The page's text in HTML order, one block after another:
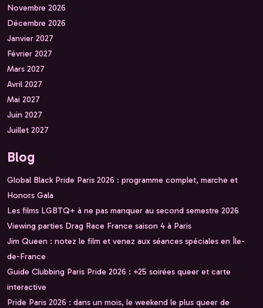
Novembre 2026
Décembre 2026
Janvier 2027
Février 2027
Mars 2027
Avril 2027
Mai 2027
Juin 2027
Juillet 2027
Blog
Global Black Pride Paris 2026 : programme complet, marche et
Honors Gala
Les films LGBTQ+ à ne pas manquer au second semestre 2026
Viewing parties Drag Race France saison 4 à Paris
Jim Queen : notez le film et venez aux séances spéciales en Île-
de-France
Guide Clubbing Paris Pride 2026 : +25 soirées queer et carte
interactive
Pride Paris 2026 : dans un mois, le weekend le plus queer de